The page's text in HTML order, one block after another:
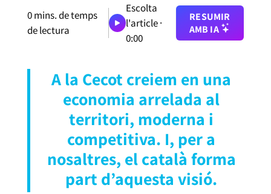
0mins. de temps
de lectura
Escolta
l'article ·
0:00
RESUMIR
AMB IA
A la Cecot creiem en una
economia arrelada al
territori, moderna i
competitiva. I, per a
nosaltres, el català forma
part d’aquesta visió.